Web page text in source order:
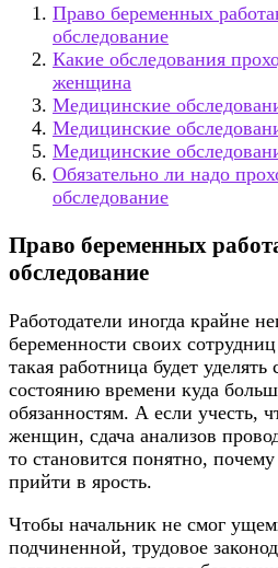
Право беременных
обследование
Какие обследования
женщина
Медицинские
Медицинские
Медицинские
Обязательно ли надо
обследование
Право беременных
обследование
Работодатели иногда крайне
беременности своих
такая работница будет
состоянию времени куда
обязанностям. А если учесть,
женщин, сдача анализов
то становится понятно,
прийти в ярость.
Чтобы начальник не смог
подчиненной, трудовое